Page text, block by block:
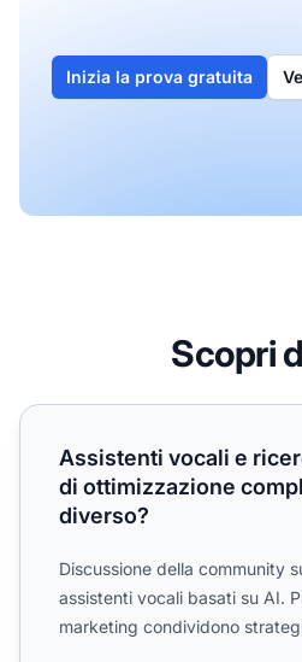
Inizia la prova gratuita
Scopri
Assistenti vocali e ricerca AI:
Assistenti vocali e
di ottimizzazione
diverso?
Discussione della community
assistenti vocali basati su AI.
marketing condividono